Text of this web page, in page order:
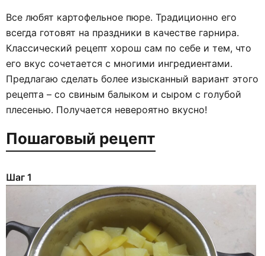
Все любят картофельное пюре. Традиционно его
всегда готовят на праздники в качестве гарнира.
Классический рецепт хорош сам по себе и тем, что
его вкус сочетается с многими ингредиентами.
Предлагаю сделать более изысканный вариант этого
рецепта – со свиным балыком и сыром с голубой
плесенью. Получается невероятно вкусно!
Пошаговый рецепт
Шаг 1